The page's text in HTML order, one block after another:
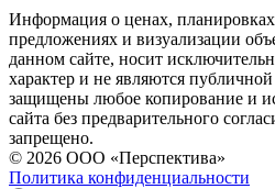
Информация о ценах,
предложениях и визуализации
данном сайте, носит
характер и не являются
защищены любое копирование и
сайта без предварительного
запрещено.
© 2026 ООО «Перспектива»
Политика конфиденциальности